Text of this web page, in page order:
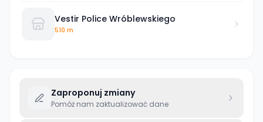
Vestir Police Wróblewskiego
510 m
Zaproponuj zmiany
Pomóż nam zaktualizować dane